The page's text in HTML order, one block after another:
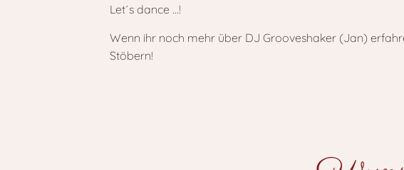
Let´s dance …!
Wenn ihr noch mehr über DJ Grooveshaker (Jan)
Stöbern!